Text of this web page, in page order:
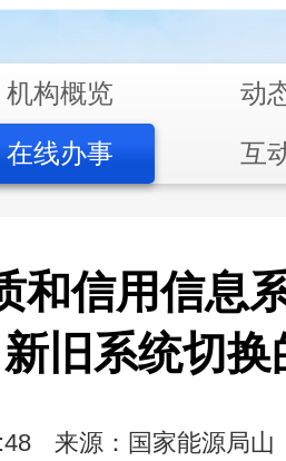
机构概览
动
在线办事
互
和信用信息
新旧系统切换
来源：国家能源局山